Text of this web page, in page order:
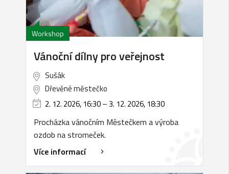
Workshop
Vánoční dílny pro veřejnost
Sušák
Dřevěné městečko
2. 12. 2026, 16:30–3. 12. 2026, 18:30
Procházka vánočním Městečkem a výroba
ozdob na stromeček.
Více informací